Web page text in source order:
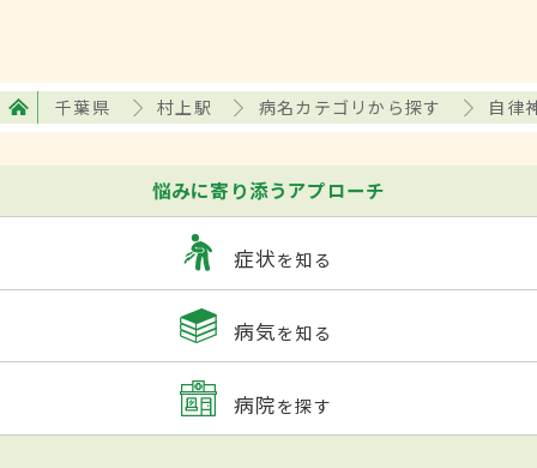
千葉県 村上駅 病名カテゴリから探す 自律
悩みに寄り添うアプローチ
症状を知る
病気を知る
病院を探す